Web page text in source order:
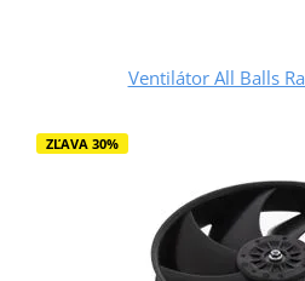
Ventilátor All Balls
ZĽAVA 30%